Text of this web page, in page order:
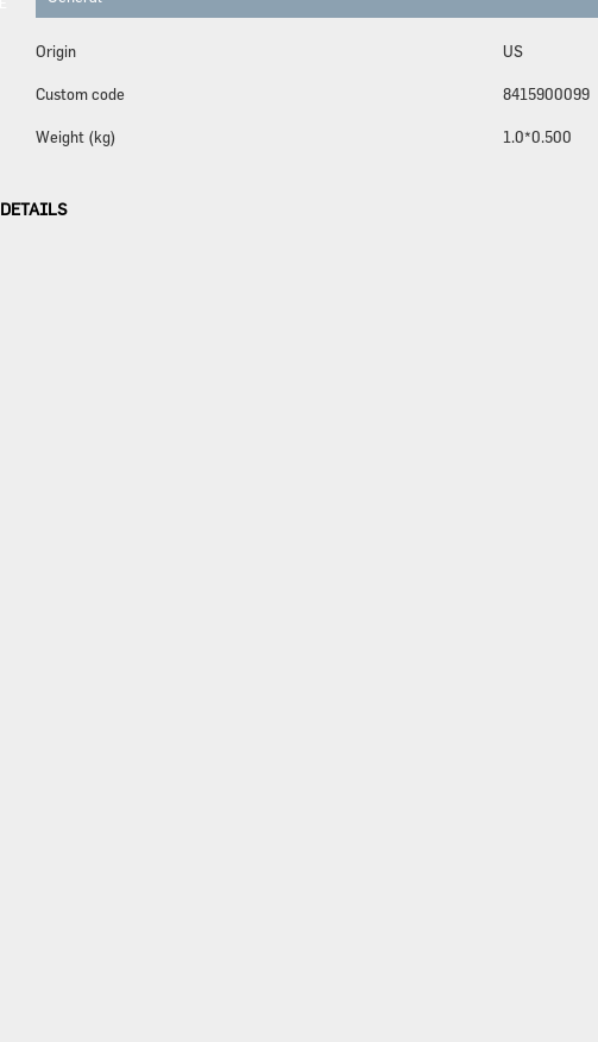
Origin US
Custom code 8415900099
Weight (kg) 1.0*0.500
DETAILS